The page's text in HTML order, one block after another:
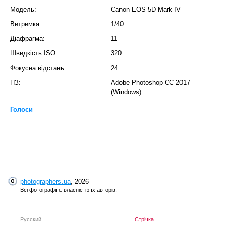
Модель:
Canon EOS 5D Mark IV
Витримка:
1/40
Діафрагма:
11
Швидкість ISO:
320
Фокусна відстань:
24
ПЗ:
Adobe Photoshop CC 2017
(Windows)
Голоси
photographers.ua, 2026
Всі фотографії є власністю їх авторів.
Русский
Стрічка